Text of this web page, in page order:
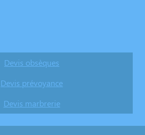
Devis obsèques
Devis prévoyance
Devis marbrerie